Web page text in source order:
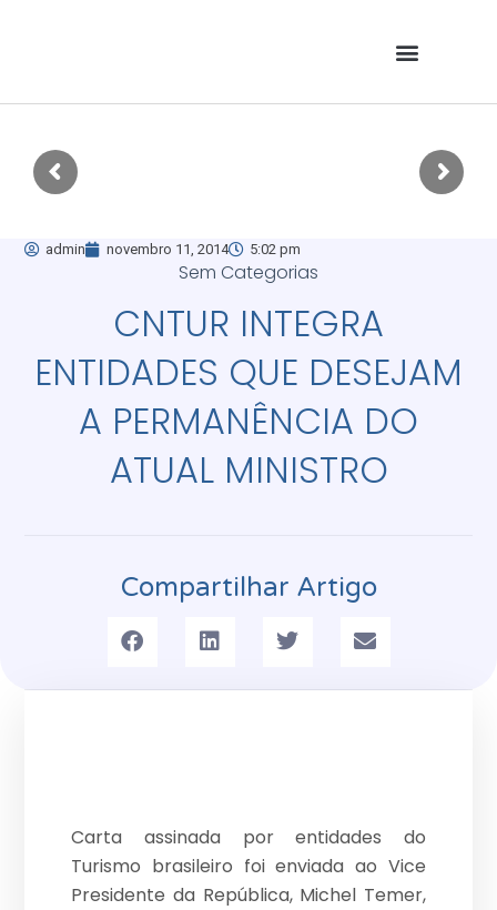
admin novembro 11, 2014 5:02 pm
Sem Categorias
CNTUR INTEGRA
ENTIDADES QUE DESEJAM
A PERMANÊNCIA DO
ATUAL MINISTRO
Compartilhar Artigo
Carta assinada por entidades do
Turismo brasileiro foi enviada ao Vice
Presidente da República, Michel Temer,